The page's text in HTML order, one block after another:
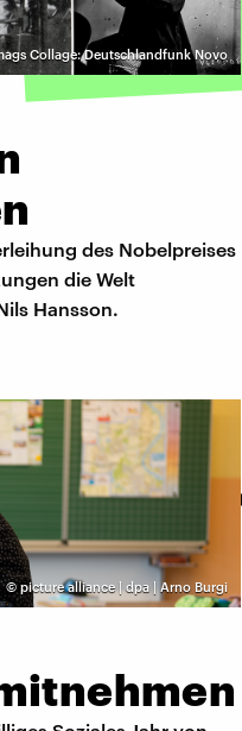
Collage: Deutschlandfunk Novo
des Nobelpreises
die Welt
Hansson.
©picture alliance | dpa | Arno Burgi